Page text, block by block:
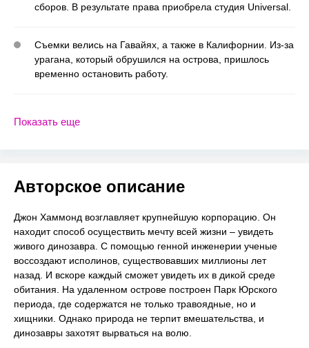
сборов. В результате права приобрела студия Universal.
Съемки велись на Гавайях, а также в Калифорнии. Из-за
урагана, который обрушился на острова, пришлось
временно остановить работу.
Показать еще
Авторское описание
Джон Хаммонд возглавляет крупнейшую корпорацию. Он
находит способ осуществить мечту всей жизни – увидеть
живого динозавра. С помощью генной инженерии ученые
воссоздают исполинов, существовавших миллионы лет
назад. И вскоре каждый сможет увидеть их в дикой среде
обитания. На удаленном острове построен Парк Юрского
периода, где содержатся не только травоядные, но и
хищники. Однако природа не терпит вмешательства, и
динозавры захотят вырваться на волю.